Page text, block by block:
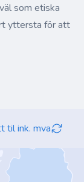
som etiska
yttersta för att
til ink. mva